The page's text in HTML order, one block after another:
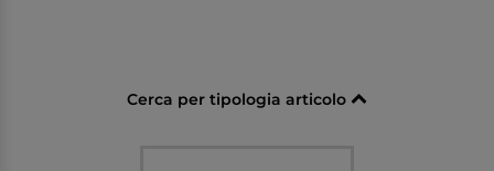
Cerca per tipologia articolo